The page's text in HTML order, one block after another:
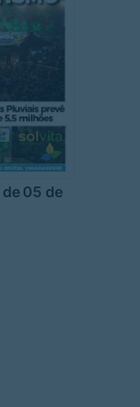
de 05 de